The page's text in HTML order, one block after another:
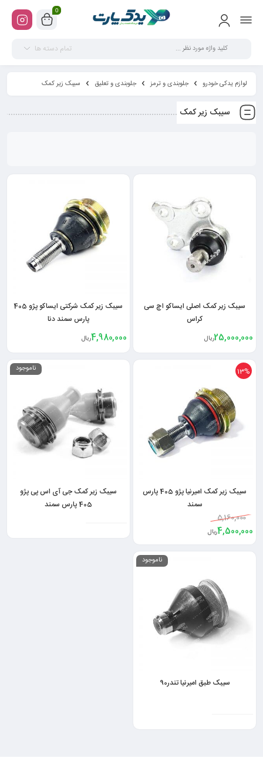
0
تمام دسته ها
لوازم یدکی خودرو جلوبندی و ترمز جلوبندی و تعلیق سیبک زیر کمک
سیبک زیر کمک
سیبک زیر کمک اصلی ایساکو اچ سی
کراس
25,000,000ریال
سیبک زیر کمک شرکتی ایساکو پژو 405
پارس سمند دنا
4,980,000ریال
13%
سیبک زیر کمک امیرنیا پژو 405 پارس
سمند
5,160,000
4,500,000ریال
ناموجود
سیبک زیر کمک جی آی اس پی پژو
405 پارس سمند
ناموجود
سیبک طبق امیرنیا تندر90